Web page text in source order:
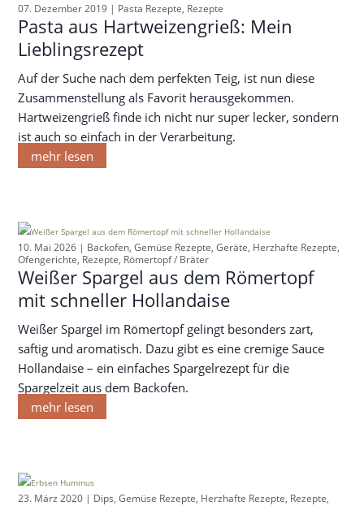
07. Dezember 2019 | Pasta Rezepte, Rezepte
Pasta aus Hartweizengrieß: Mein
Lieblingsrezept
Auf der Suche nach dem perfekten Teig, ist nun diese
Zusammenstellung als Favorit herausgekommen.
Hartweizengrieß finde ich nicht nur super lecker, sondern
ist auch so einfach in der Verarbeitung.
mehr lesen
10. Mai 2026 | Backofen, Gemüse Rezepte, Geräte, Herzhafte Rezepte,
Ofengerichte, Rezepte, Römertopf / Bräter
Weißer Spargel aus dem Römertopf
mit schneller Hollandaise
Weißer Spargel im Römertopf gelingt besonders zart,
saftig und aromatisch. Dazu gibt es eine cremige Sauce
Hollandaise – ein einfaches Spargelrezept für die
Spargelzeit aus dem Backofen.
mehr lesen
23. März 2020 | Dips, Gemüse Rezepte, Herzhafte Rezepte, Rezepte,